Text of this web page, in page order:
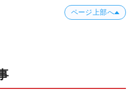
ページ上部へ